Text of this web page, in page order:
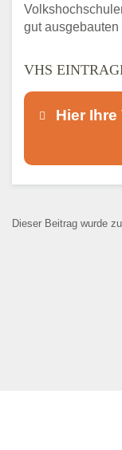
gut
VHS
Hier
Dieser Beitrag wurde